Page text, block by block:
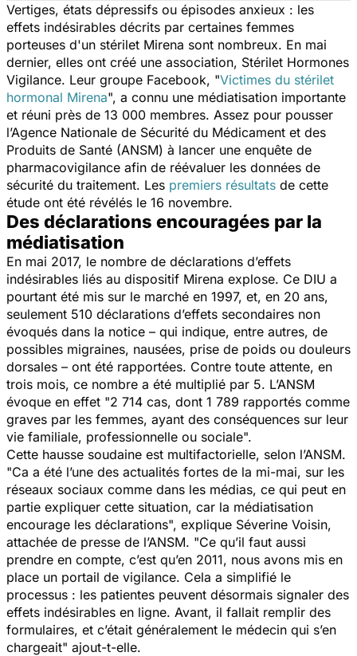
Vertiges, états dépressifs ou épisodes anxieux : les
effets indésirables décrits par certaines femmes
porteuses d'un stérilet Mirena sont nombreux. En mai
dernier, elles ont créé une association, Stérilet Hormones
Vigilance. Leur groupe Facebook, "Victimes du stérilet
hormonal Mirena", a connu une médiatisation importante
et réuni près de 13 000 membres. Assez pour pousser
l’Agence Nationale de Sécurité du Médicament et des
Produits de Santé (ANSM) à lancer une enquête de
pharmacovigilance afin de réévaluer les données de
sécurité du traitement. Les premiers résultats de cette
étude ont été révélés le 16 novembre.
Des déclarations encouragées par la
médiatisation
En mai 2017, le nombre de déclarations d’effets
indésirables liés au dispositif Mirena explose. Ce DIU a
pourtant été mis sur le marché en 1997, et, en 20 ans,
seulement 510 déclarations d’effets secondaires non
évoqués dans la notice – qui indique, entre autres, de
possibles migraines, nausées, prise de poids ou douleurs
dorsales – ont été rapportées. Contre toute attente, en
trois mois, ce nombre a été multiplié par 5. L’ANSM
évoque en effet "2 714 cas, dont 1 789 rapportés comme
graves par les femmes, ayant des conséquences sur leur
vie familiale, professionnelle ou sociale".
Cette hausse soudaine est multifactorielle, selon l’ANSM.
"Ca a été l’une des actualités fortes de la mi-mai, sur les
réseaux sociaux comme dans les médias, ce qui peut en
partie expliquer cette situation, car la médiatisation
encourage les déclarations", explique Séverine Voisin,
attachée de presse de l’ANSM. "Ce qu’il faut aussi
prendre en compte, c’est qu’en 2011, nous avons mis en
place un portail de vigilance. Cela a simplifié le
processus : les patientes peuvent désormais signaler des
effets indésirables en ligne. Avant, il fallait remplir des
formulaires, et c’était généralement le médecin qui s’en
chargeait" ajout-t-elle.